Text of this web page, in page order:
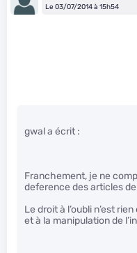
Le 03/07/2014 à 15h54
gwal a écrit :
Franchement, je ne
deference des articles
Le droit à l’oubli n’est
et à la manipulation de